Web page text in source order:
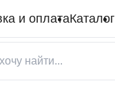
и оплатаКаталог